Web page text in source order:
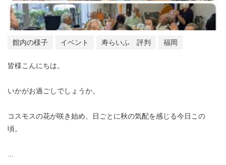
館内の様子 イベント 寿らいふ 評判 福岡
皆様こんにちは。
いかがお過ごしでしょうか。
コスモスの花が咲き始め、日ごとに秋の気配を感じる今日この
頃。